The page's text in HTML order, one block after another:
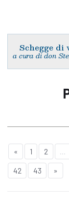
Schegge di
a cura di don
« 1 2
42 43 »